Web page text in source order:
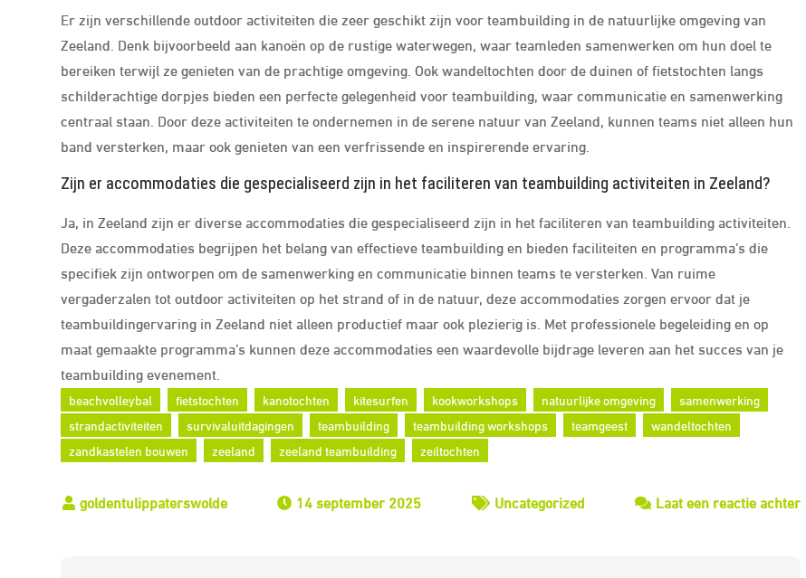
Er zijn verschillende outdoor activiteiten die zeer geschikt zijn voor teambuilding in de natuurlijke omgeving van
Zeeland. Denk bijvoorbeeld aan kanoën op de rustige waterwegen, waar teamleden samenwerken om hun doel te
bereiken terwijl ze genieten van de prachtige omgeving. Ook wandeltochten door de duinen of fietstochten langs
schilderachtige dorpjes bieden een perfecte gelegenheid voor teambuilding, waar communicatie en samenwerking
centraal staan. Door deze activiteiten te ondernemen in de serene natuur van Zeeland, kunnen teams niet alleen hun
band versterken, maar ook genieten van een verfrissende en inspirerende ervaring.
Zijn er accommodaties die gespecialiseerd zijn in het faciliteren van teambuilding activiteiten in Zeeland?
Ja, in Zeeland zijn er diverse accommodaties die gespecialiseerd zijn in het faciliteren van teambuilding activiteiten.
Deze accommodaties begrijpen het belang van effectieve teambuilding en bieden faciliteiten en programma’s die
specifiek zijn ontworpen om de samenwerking en communicatie binnen teams te versterken. Van ruime
vergaderzalen tot outdoor activiteiten op het strand of in de natuur, deze accommodaties zorgen ervoor dat je
teambuildingervaring in Zeeland niet alleen productief maar ook plezierig is. Met professionele begeleiding en op
maat gemaakte programma’s kunnen deze accommodaties een waardevolle bijdrage leveren aan het succes van je
teambuilding evenement.
beachvolleybal fietstochten kanotochten kitesurfen kookworkshops natuurlijke omgeving
samenwerking
strandactiviteiten
survivaluitdagingen teambuilding teambuilding workshops teamgeest
wandeltochten
zandkastelen bouwen
zeeland zeeland teambuilding zeiltochten
14 september 2025 Uncategorized Laat een reactie achterop